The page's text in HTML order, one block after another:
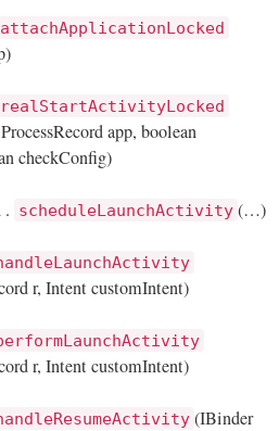
attachApplicationLocked
realStartActivityLocked
app, boolean
checkConfig)
. scheduleLaunchActivity (…)
r, Intent customIntent)
r, Intent customIntent)
(IBinder